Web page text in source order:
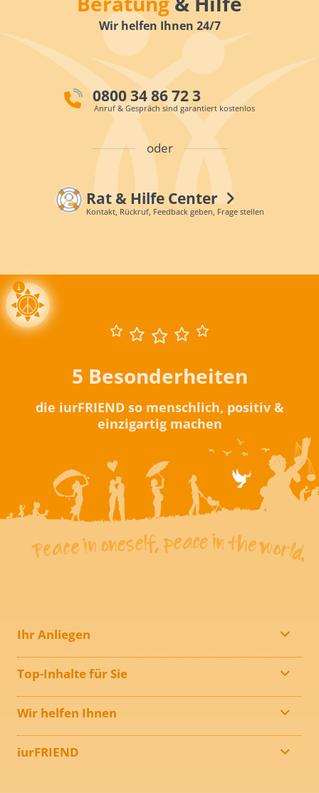
Wir helfen Ihnen 24/7
0800 34 86 72 3
Anruf & Gespräch sind garantiert kostenlos
oder
Rat & Hilfe Center
Kontakt, Rückruf, Feedback geben, Frage stellen
5 Besonderheiten
die iurFRIEND so menschlich, positiv &
einzigartig machen
Ihr Anliegen
Top-Inhalte für Sie
Wir helfen Ihnen
iurFRIEND